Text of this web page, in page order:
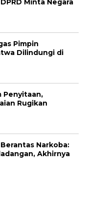
Pimpin
Dilindungi di
Penyitaan,
Rugikan
Narkoba:
Akhirnya